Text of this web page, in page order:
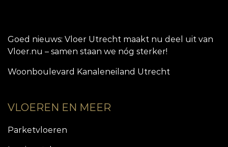
Goed nieuws: Vloer Utrecht maakt nu deel uit van
Vloer.nu – samen staan we nóg sterker!
Woonboulevard Kanaleneiland Utrecht
VLOEREN EN MEER
Parketvloeren